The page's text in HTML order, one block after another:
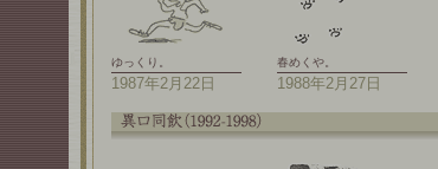
ゆっくり。 春めくや。
1987年2月22日 1988年2月27日